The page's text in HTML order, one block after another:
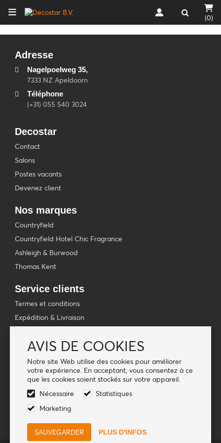
AVIS DE COOKIES
Notre site Web utilise des cookies pour améliorer
votre expérience. En acceptant, vous consentez à ce
que les cookies soient stockés sur votre appareil.
Nécessaire
Statistiques
Marketing
PLUS D'INFOS
(0)
Adresse
Nagelpoelweg 35,
7333 NZ Apeldoorn
Téléphone
(+31) 055 540 3024
Decostar
Contact
Salons
Postes vacants
Devenez client
Nos marques
Countryfield
Countryfield Hotel Chic Fragrance
Ashleigh & Burwood
Thomas Kent
Service clients
Termes et conditions
Expédition & Livraison
Manuel du webshop
FAQ
Suivez-nous